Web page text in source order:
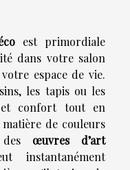
est primordiale
dans votre salon
espace de vie.
les tapis ou les
et confort tout en
de couleurs
œuvres d’art
instantanément